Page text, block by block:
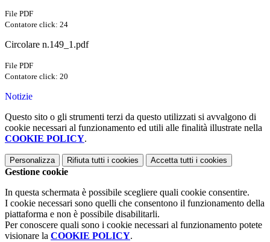
File PDF
Contatore click: 24
Circolare n.149_1.pdf
File PDF
Contatore click: 20
Notizie
Questo sito o gli strumenti terzi da questo utilizzati si avvalgono di
cookie necessari al funzionamento ed utili alle finalità illustrate nella
COOKIE POLICY.
Personalizza Rifiuta tutti i cookies Accetta tutti i cookies
Gestione cookie
In questa schermata è possibile scegliere quali cookie consentire.
I cookie necessari sono quelli che consentono il funzionamento della
piattaforma e non è possibile disabilitarli.
Per conoscere quali sono i cookie necessari al funzionamento potete
visionare la COOKIE POLICY.